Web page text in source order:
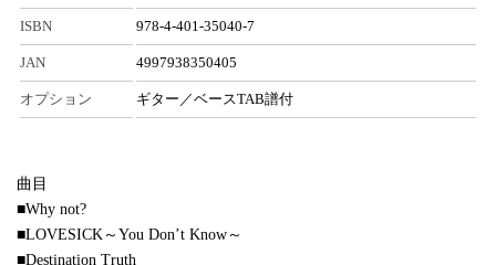
ISBN 978-4-401-35040-7
JAN 4997938350405
オプション ギター／ベースTAB譜付
曲目
■Why not?
■LOVESICK～You Don’t Know～
■Destination Truth